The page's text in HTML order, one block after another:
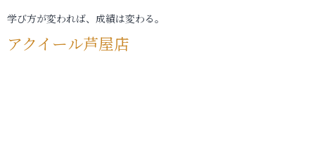
学び方が変われば、成績は変わる。
アクイール芦屋店